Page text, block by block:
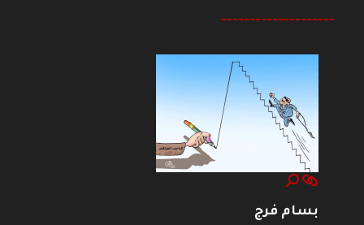
--------------------
بسام فرج